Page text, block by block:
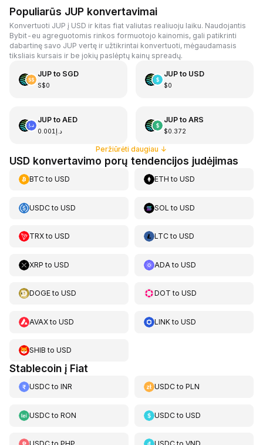
Populiarūs JUP konvertavimai
Konvertuoti JUP į USD ir kitas fiat valiutas realiuoju laiku. Naudojantis
Bybit-eu agreguotomis rinkos formuotojo kainomis, gali patikrinti
dabartinę savo JUP vertę ir užtikrintai konvertuoti, mėgaudamasis
tiksliais kursais ir be jokių paslėptų kainų spreadų.
JUPto SGD
S$0
JUPto USD
$0
JUPto AED
د.إ0.001
JUPto ARS
$0.372
Peržiūrėti daugiau ↓
USD konvertavimo porų tendencijos judėjimas
BTCto USD ETH toUSD
USDCto USD SOL toUSD
TRXto USD LTCtoUSD
XRP to USD ADA toUSD
DOGEto USD DOT toUSD
AVAXto USD LINKtoUSD
SHIB to USD
Stablecoin į Fiat
USDCto INR USDCtoPLN
USDCto RON USDCtoUSD